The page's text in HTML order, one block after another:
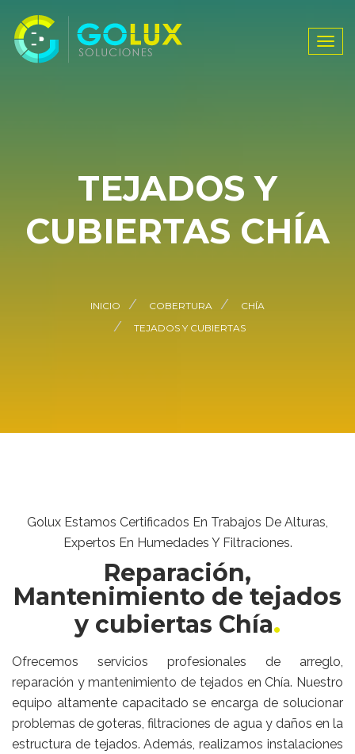
TEJADOS Y
CUBIERTAS CHÍA
INICIO COBERTURA
CHÍA
TEJADOS Y CUBIERTAS
Golux Estamos Certificados En Trabajos De Alturas,
Expertos En Humedades Y Filtraciones.
Reparación,
Mantenimiento de tejados
y cubiertas Chía
Ofrecemos servicios profesionales de arreglo,
reparación y mantenimiento de tejados en Chía. Nuestro
equipo altamente capacitado se encarga de solucionar
problemas de goteras, filtraciones de agua y daños en la
estructura de tejados. Además, realizamos instalaciones